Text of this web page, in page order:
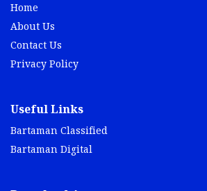
Home
About Us
Contact Us
Privacy Policy
Useful Links
Bartaman Classified
Bartaman Digital